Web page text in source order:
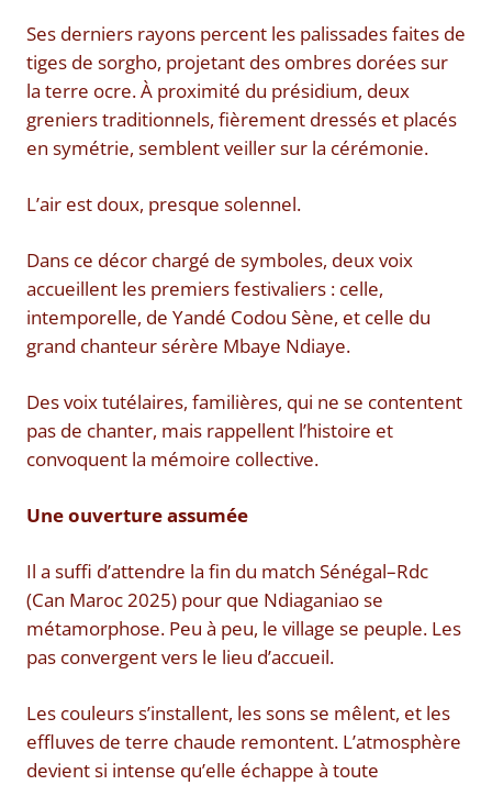
Ses derniers rayons percent les palissades faites de
tiges de sorgho, projetant des ombres dorées sur
la terre ocre. À proximité du présidium, deux
greniers traditionnels, fièrement dressés et placés
en symétrie, semblent veiller sur la cérémonie.
L’air est doux, presque solennel.
Dans ce décor chargé de symboles, deux voix
accueillent les premiers festivaliers : celle,
intemporelle, de Yandé Codou Sène, et celle du
grand chanteur sérère Mbaye Ndiaye.
Des voix tutélaires, familières, qui ne se contentent
pas de chanter, mais rappellent l’histoire et
convoquent la mémoire collective.
Une ouverture assumée
Il a suffi d’attendre la fin du match Sénégal–Rdc
(Can Maroc 2025) pour que Ndiaganiao se
métamorphose. Peu à peu, le village se peuple. Les
pas convergent vers le lieu d’accueil.
Les couleurs s’installent, les sons se mêlent, et les
effluves de terre chaude remontent. L’atmosphère
devient si intense qu’elle échappe à toute